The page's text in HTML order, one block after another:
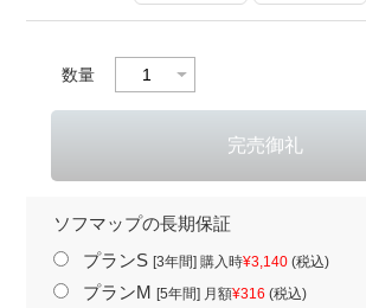
数量
ソフマップの長期保証
プランS [3年間] 購入時¥3,140(税込)
プランM [5年間] 月額¥316 (税込)